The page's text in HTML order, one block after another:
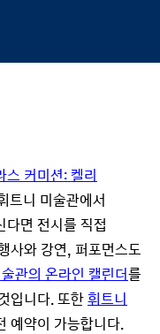
스 커미션: 켈리
니 미술관에서
다면 전시를 직접
사와 강연, 퍼포먼스도
관의 온라인 캘린더를
입니다. 또한휘트니
예약이 가능합니다.